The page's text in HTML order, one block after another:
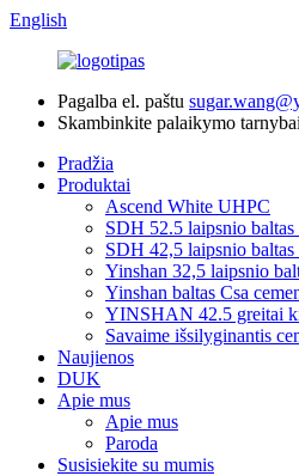
English
Pagalba el. paštu
Skambinkite palaikymo tarnybai
Pradžia
Produktai
Ascend White UHPC
SDH 52.5 laipsnio baltas
SDH 42,5 laipsnio baltas
Yinshan 32,5 laipsnio
Yinshan baltas Csa
YINSHAN 42.5 greitai
Savaime išsilyginantis
Naujienos
DUK
Apie mus
Apie mus
Paroda
Susisiekite su mumis